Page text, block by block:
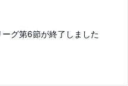
グ第6節が終了しました